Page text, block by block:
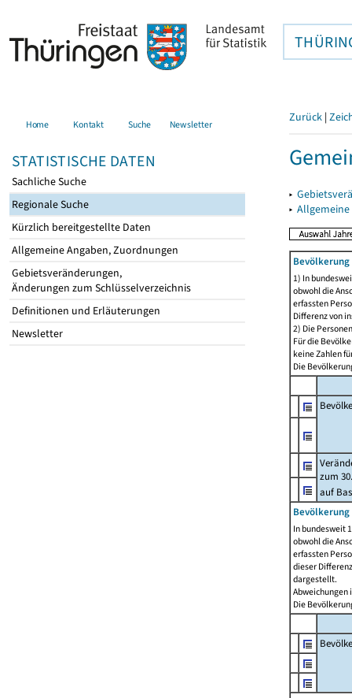
Home Kontakt Suche Newsletter
STATISTISCHE DATEN
Sachliche Suche
Regionale Suche
Kürzlich bereitgestellte Daten
Allgemeine Angaben, Zuordnungen
Gebietsveränderungen,
Änderungen zum Schlüsselverzeichnis
Definitionen und Erläuterungen
Newsletter
Zurück |
▸
▸
1) In
obwohl die
erfassten
Differenz von
2) Die
Für die
keine Zahlen
Die
zum
auf
Bevölkerung
In bundesweit
obwohl die
erfassten
dieser
dargestellt.
Abweichungen
Die